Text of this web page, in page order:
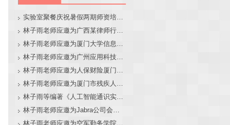
实验室聚餐庆祝暑假两期师资培训班圆满结束
林子雨老师应邀为广西某律师行业培训班做大模型和智能体讲座
林子雨老师应邀为广州应用科技学院做大模型和智能体讲座
林子雨等编著《人工智能通识实践教程》教材官网